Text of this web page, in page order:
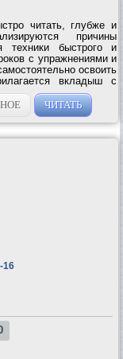
читать, глубже и
причины
техники быстрого и
с упражнениями и
освоить
вкладыш с
БЫСТРО – Первая
ЧИТАТЬ
16